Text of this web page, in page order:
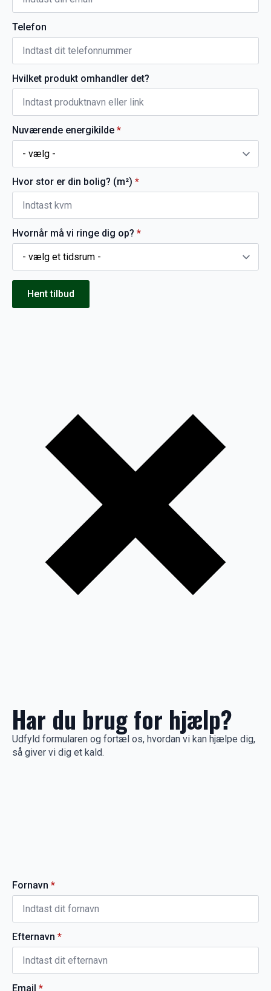
Telefon
Hvilket produkt omhandler det?
Nuværende energikilde *
Hvor stor er din bolig? (m²) *
Hvornår må vi ringe dig op? *
Hent tilbud
Har du brug for hjælp?
Udfyld formularen og fortæl os, hvordan vi kan hjælpe dig,
så giver vi dig et kald.
Fornavn *
Efternavn *
Email *